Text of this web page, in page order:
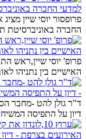
פרופסור יוסי שיין
החברה באוניברסיטת
פרופ' יוסי שיין,ראש
האישיים בין נתניהו
ד"ר גולן להט -מחבר
דיון על התפיסה